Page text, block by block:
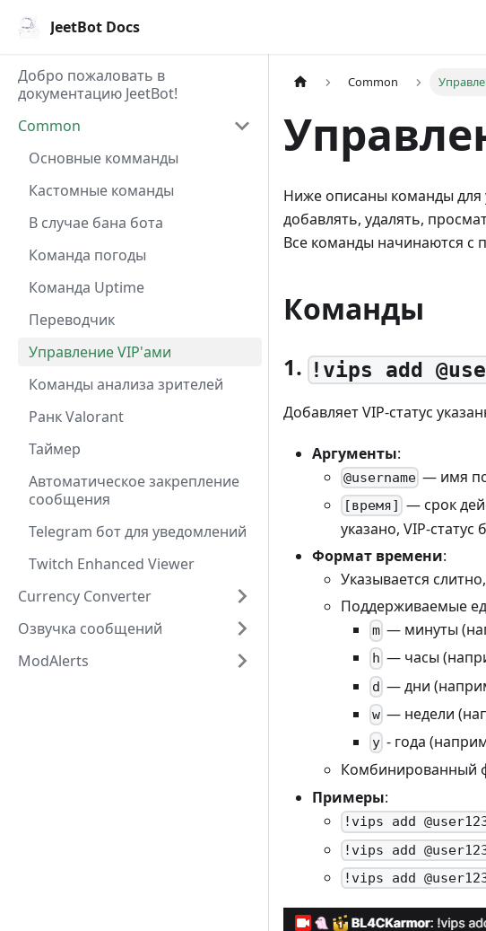
JeetBot Docs
Добро пожаловать в
документацию JeetBot!
Common
Основные комманды
Кастомные команды
В случае бана бота
Команда погоды
Команда Uptime
Переводчик
Управление VIP'ами
Команды анализа зрителей
Ранк Valorant
Таймер
Автоматическое закрепление
сообщения
Telegram бот для уведомлений
Twitch Enhanced Viewer
Currency Converter
Озвучка сообщений
ModAlerts
Common
Ниже описаны команды для
добавлять, удалять,
Все команды начинаются с
Команды
1. !vips add
Добавляет VIP-статус
Аргументы:
@username — имя
[время] — срок
указано, VIP-
Формат времени:
Указывается
Поддерживаемые
m — минуты
h — часы
d — дни
w — недели
y - года
Комбинированный
Примеры:
!vips add
!vips add
!vips add